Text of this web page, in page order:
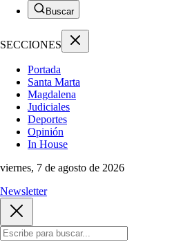
Buscar
SECCIONES
Portada
Santa Marta
Magdalena
Judiciales
Deportes
Opinión
In House
viernes, 7 de agosto de 2026
Newsletter